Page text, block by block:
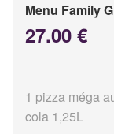
Menu Family
27.00 €
1 pizza méga
cola 1,25L